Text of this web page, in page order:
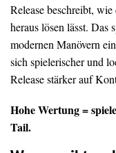
Release beschreibt,
heraus lösen lässt. Das
modernen Manövern
sich spielerischer und
Release stärker auf
Hohe Wertung =
Tail.